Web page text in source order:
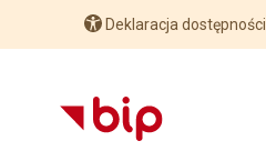
Deklaracja dostępności